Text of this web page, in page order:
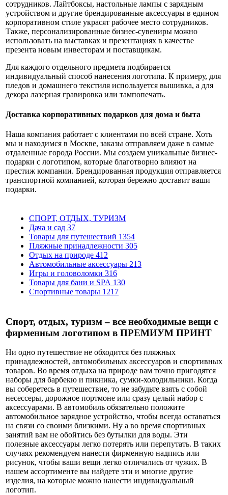
сотрудников. Лайтбоксы, настольные лампы с зарядным
устройством и другие брендированные аксессуары в едином
корпоративном стиле украсят рабочее место сотрудников.
Также, персонализированные бизнес-сувениры можно
использовать на выставках и презентациях в качестве
презента новым инвесторам и поставщикам.
Для каждого отдельного предмета подбирается
индивидуальный способ нанесения логотипа. К примеру, для
пледов и домашнего текстиля используется вышивка, а для
декора лазерная гравировка или тампопечать.
Доставка корпоративных подарков для дома и быта
Наша компания работает с клиентами по всей стране. Хоть
мы и находимся в Москве, заказы отправляем даже в самые
отдаленные города России. Мы создаем уникальные бизнес-
подарки с логотипом, которые благотворно влияют на
престиж компании. Брендированная продукция отправляется
транспортной компанией, которая бережно доставит ваши
подарки.
СПОРТ, ОТДЫХ, ТУРИЗМ
Дача и сад 37
Товары для путешествий 1354
Пляжные принадлежности 305
Отдых на природе 412
Автомобильные аксессуары 213
Игры и головоломки 316
Товары для бани и SPA 130
Спортивные товары 1217
Спорт, отдых, туризм – все необходимые вещи с
фирменным логотипом в ПРЕМИУМ ПРИНТ
Ни одно путешествие не обходится без пляжных
принадлежностей, автомобильных аксессуаров и спортивных
товаров. Во время отдыха на природе вам точно пригодятся
наборы для барбекю и пикника, сумки-холодильники. Когда
вы соберетесь в путешествие, то не забудьте взять с собой
несессеры, дорожное портмоне или сразу целый набор с
аксессуарами. В автомобиль обязательно положите
автомобильное зарядное устройство, чтобы всегда оставаться
на связи со своими близкими. Ну а во время спортивных
занятий вам не обойтись без бутылки для воды. Эти
полезные аксессуары легко потерять или перепутать. В таких
случаях рекомендуем нанести фирменную надпись или
рисунок, чтобы ваши вещи легко отличались от чужих. В
нашем ассортименте вы найдете эти и многие другие
изделия, на которые можно нанести индивидуальный
логотип.